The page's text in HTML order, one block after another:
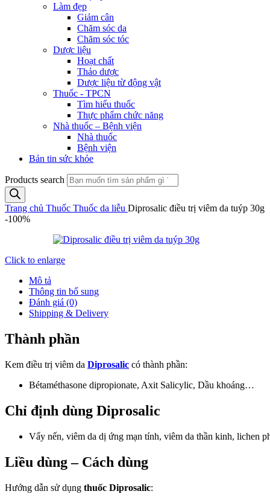
Làm đẹp
Giảm cân
Chăm sóc da
Chăm sóc tóc
Dược liệu
Hoạt chất
Thảo dược
Dược liệu từ động vật
Thuốc - TPCN
Tìm hiểu thuốc
Thực phẩm chức năng
Nhà thuốc – Bệnh viện
Nhà thuốc
Bệnh viện
Bản tin sức khỏe
Products search
Trang chủ Thuốc Thuốc da liễu Diprosalic điều trị viêm da tuýp 30g
-100%
Click to enlarge
Mô tả
Thông tin bổ sung
Đánh giá (0)
Shipping & Delivery
Thành phần
Kem điều trị viêm da Diprosalic có thành phần:
Bétaméthasone dipropionate, Axit Salicylic, Dầu khoáng…
Chỉ định dùng Diprosalic
Vẩy nến, viêm da dị ứng mạn tính, viêm da thần kinh, lichen
Liều dùng – Cách dùng
Hướng dẫn sử dụng thuốc Diprosalic: